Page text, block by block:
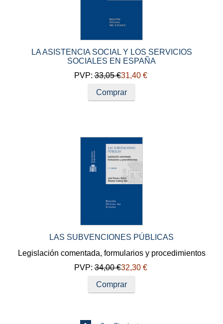
LA ASISTENCIA SOCIAL Y LOS SERVICIOS
SOCIALES EN ESPAÑA
PVP:33,05 €31,40 €
Comprar
LAS SUBVENCIONES PÚBLICAS
Legislación comentada, formularios y procedimientos
PVP:34,00 €32,30 €
Comprar